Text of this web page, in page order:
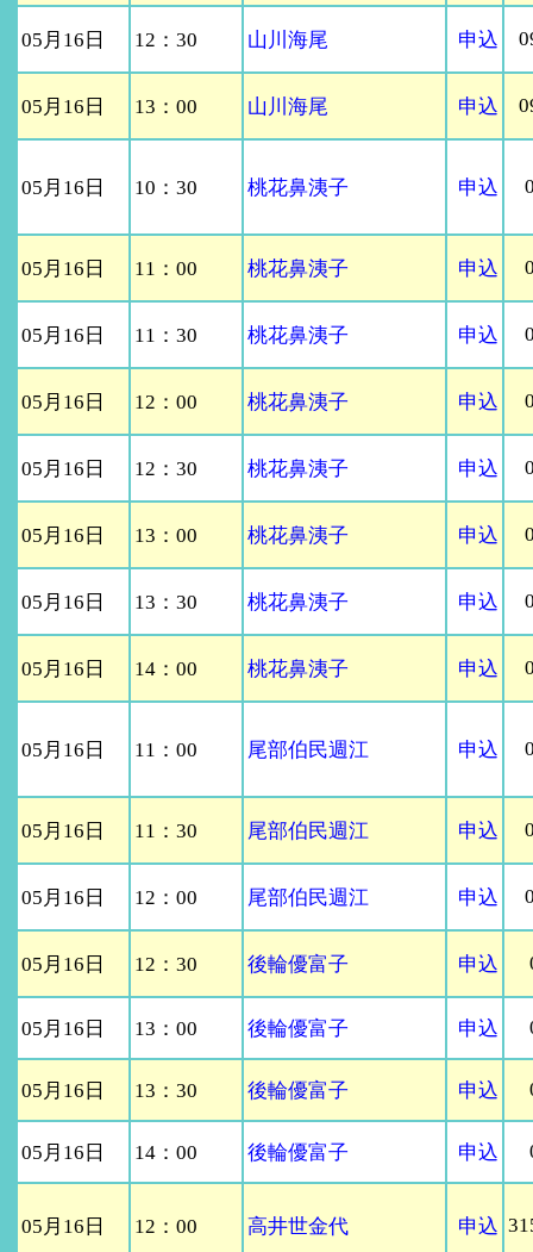
05月16日 12：30 山川海尾 申込
05月16日 13：00 山川海尾 申込
05月16日 10：30 桃花鼻洟子 申込
05月16日 11：00 桃花鼻洟子 申込
05月16日 11：30 桃花鼻洟子 申込
05月16日 12：00 桃花鼻洟子 申込
05月16日 12：30 桃花鼻洟子 申込
05月16日 13：00 桃花鼻洟子 申込
05月16日 13：30 桃花鼻洟子 申込
05月16日 14：00 桃花鼻洟子 申込
05月16日 11：00 尾部伯民週江 申込
05月16日 11：30 尾部伯民週江 申込
05月16日 12：00 尾部伯民週江 申込
05月16日 12：30 後輪優富子 申込
05月16日 13：00 後輪優富子 申込
05月16日 13：30 後輪優富子 申込
05月16日 14：00 後輪優富子 申込
05月16日 12：00 高井世金代 申込